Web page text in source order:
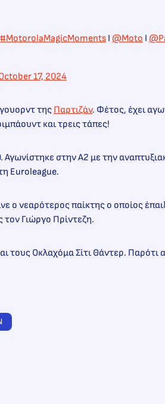
#MotorolaMagicMoments I @Moto I
17, 2024
της Παρτιζάν. Φέτος, έχει
και τρεις τάπες!
στην Α2 με την
Euroleague.
ο νεαρότερος παίκτης ο οποίος
Γιώργο Πρίντεζη.
τους Οκλαχόμα Σίτι Θάντερ. Παρότι